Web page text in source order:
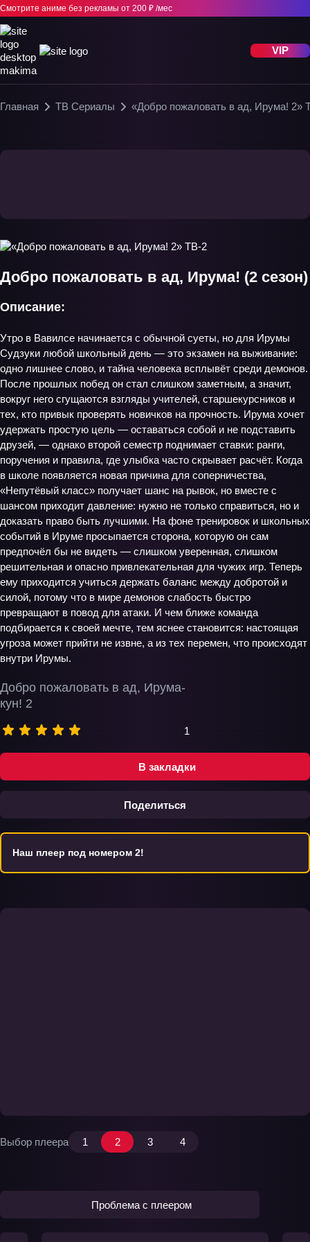
Смотрите аниме без рекламы от 200 ₽ /мес
VIP
Главная ТВ Сериалы «Добро пожаловать в ад, Ирума! 2»
В закладки
Поделиться
Добро пожаловать в ад, Ирума! (2 сезон)
Добро пожаловать в ад, Ирума-
кун! 2
1
Описание:
Утро в Вавилсе начинается с обычной суеты, но для Ирумы
Судзуки любой школьный день — это экзамен на выживание:
одно лишнее слово, и тайна человека всплывёт среди демонов.
После прошлых побед он стал слишком заметным, а значит,
вокруг него сгущаются взгляды учителей, старшекурсников и
тех, кто привык проверять новичков на прочность. Ирума хочет
удержать простую цель — оставаться собой и не подставить
друзей, — однако второй семестр поднимает ставки: ранги,
поручения и правила, где улыбка часто скрывает расчёт. Когда
в школе появляется новая причина для соперничества,
«Непутёвый класс» получает шанс на рывок, но вместе с
шансом приходит давление: нужно не только справиться, но и
доказать право быть лучшими. На фоне тренировок и школьных
событий в Ируме просыпается сторона, которую он сам
предпочёл бы не видеть — слишком уверенная, слишком
решительная и опасно привлекательная для чужих игр. Теперь
ему приходится учиться держать баланс между добротой и
силой, потому что в мире демонов слабость быстро
превращают в повод для атаки. И чем ближе команда
подбирается к своей мечте, тем яснее становится: настоящая
угроза может прийти не извне, а из тех перемен, что происходят
внутри Ирумы.
Наш плеер под номером 2!
Выбор плеера 1 2 3 4
Проблема с плеером